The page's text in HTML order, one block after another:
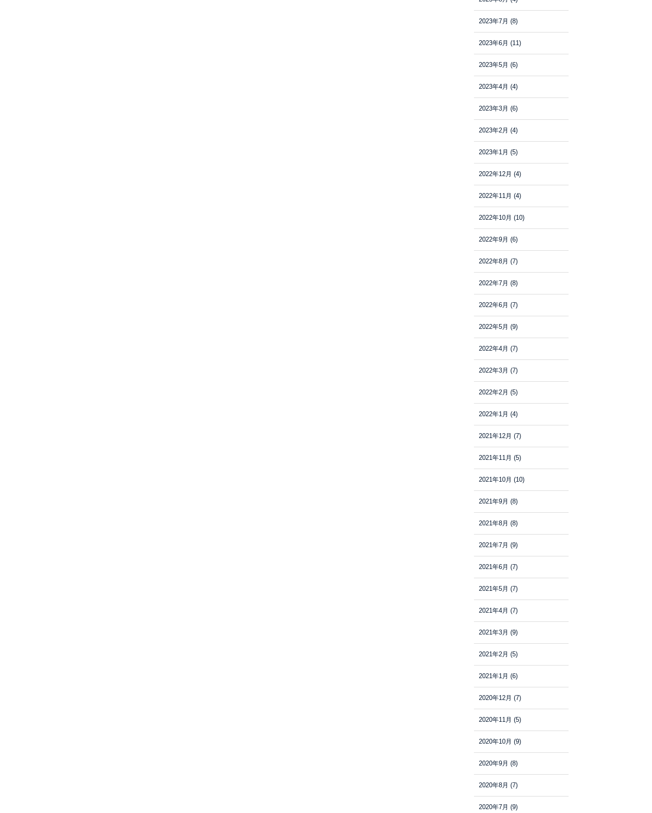
2023年7月 (8)
2023年6月 (11)
2023年5月 (6)
2023年4月 (4)
2023年3月 (6)
2023年2月 (4)
2023年1月 (5)
2022年12月 (4)
2022年11月 (4)
2022年10月 (10)
2022年9月 (6)
2022年8月 (7)
2022年7月 (8)
2022年6月 (7)
2022年5月 (9)
2022年4月 (7)
2022年3月 (7)
2022年2月 (5)
2022年1月 (4)
2021年12月 (7)
2021年11月 (5)
2021年10月 (10)
2021年9月 (8)
2021年8月 (8)
2021年7月 (9)
2021年6月 (7)
2021年5月 (7)
2021年4月 (7)
2021年3月 (9)
2021年2月 (5)
2021年1月 (6)
2020年12月 (7)
2020年11月 (5)
2020年10月 (9)
2020年9月 (8)
2020年8月 (7)
2020年7月 (9)